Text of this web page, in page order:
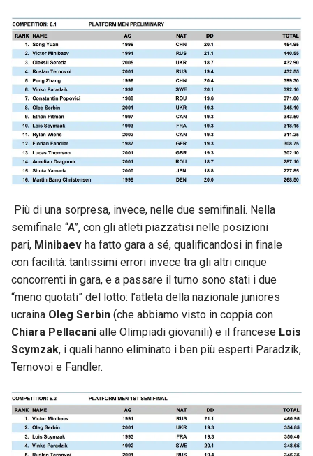
Più di una sorpresa, invece, nelle due semifinali. Nella
semifinale “A”, con gli atleti piazzatisi nelle posizioni
pari, Minibaev ha fatto gara a sé, qualificandosi in finale
con facilità: tantissimi errori invece tra gli altri cinque
concorrenti in gara, e a passare il turno sono stati i due
“meno quotati” del lotto: l’atleta della nazionale juniores
ucraina Oleg Serbin (che abbiamo visto in coppia con
Chiara Pellacani alle Olimpiadi giovanili) e il francese Lois
Scymzak, i quali hanno eliminato i ben più esperti Paradzik,
Ternovoi e Fandler.